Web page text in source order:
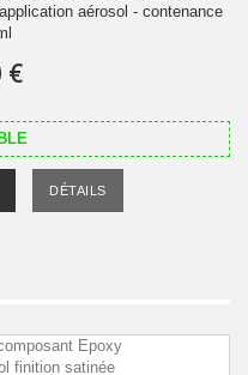
aérosol - contenance
€
DÉTAILS